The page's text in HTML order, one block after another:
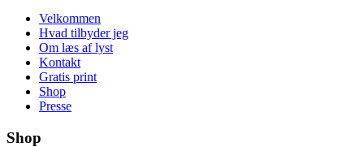
Velkommen
Hvad tilbyder jeg
Om læs af lyst
Kontakt
Gratis print
Shop
Presse
Shop